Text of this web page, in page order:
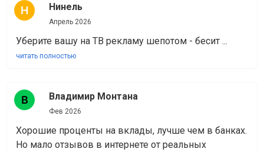
Нинель
Апрель 2026
Уберите вашу на ТВ рекламу шепотом - бесит ...
читать полностью
Владимир Монтана
Фев 2026
Хорошие проценты на вклады, лучше чем в банках.
Но мало отзывов в интернете от реальных